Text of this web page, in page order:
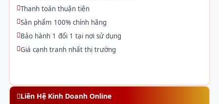
Thanh toán thuận tiện
Sản phẩm 100% chính hãng
Bảo hành 1 đổi 1 tại nơi sử dụng
Giá cạnh tranh nhất thị trường
Liên Hệ Kinh Doanh Online